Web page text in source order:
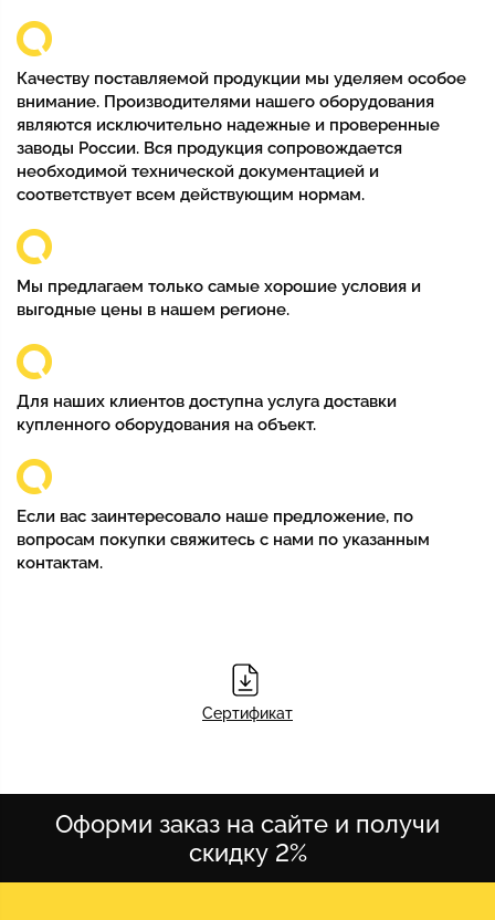
Качеству поставляемой продукции мы уделяем особое
внимание. Производителями нашего оборудования
являются исключительно надежные и проверенные
заводы России. Вся продукция сопровождается
необходимой технической документацией и
соответствует всем действующим нормам.
Мы предлагаем только самые хорошие условия и
выгодные цены в нашем регионе.
Для наших клиентов доступна услуга доставки
купленного оборудования на объект.
Если вас заинтересовало наше предложение, по
вопросам покупки свяжитесь с нами по указанным
контактам.
Сертификат
Оформи заказ на сайте и получи
скидку 2%